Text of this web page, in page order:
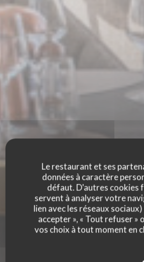
Le restaurant et ses
données à caractère
défaut. D'autres cookies
servent à analyser votre
lien avec les réseaux
accepter », « Tout refuser »
vos choix à tout moment en